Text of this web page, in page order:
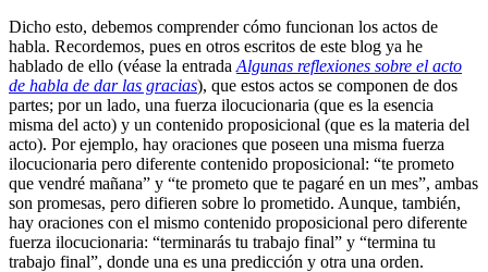
Dicho esto, debemos comprender cómo funcionan los actos de
habla. Recordemos, pues en otros escritos de este blog ya he
hablado de ello (véase la entrada Algunas reflexiones sobre el acto
de habla de dar las gracias), que estos actos se componen de dos
partes; por un lado, una fuerza ilocucionaria (que es la esencia
misma del acto) y un contenido proposicional (que es la materia del
acto). Por ejemplo, hay oraciones que poseen una misma fuerza
ilocucionaria pero diferente contenido proposicional: “te prometo
que vendré mañana” y “te prometo que te pagaré en un mes”, ambas
son promesas, pero difieren sobre lo prometido. Aunque, también,
hay oraciones con el mismo contenido proposicional pero diferente
fuerza ilocucionaria: “terminarás tu trabajo final” y “termina tu
trabajo final”, donde una es una predicción y otra una orden.